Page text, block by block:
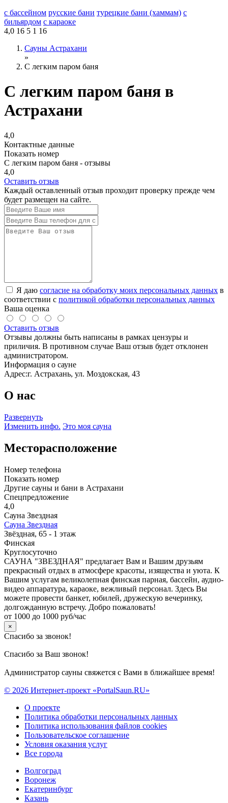
с бассейном русские бани турецкие бани (хаммам) с
бильярдом с караоке
4,0 16 5 1 16
Сауны Астрахани
»
С легким паром баня
С легким паром баня в
Астрахани
4,0
Контактные данные
Показать номер
С легким паром баня - отзывы
4,0
Оставить отзыв
Каждый оставленный отзыв проходит проверку прежде чем
будет размещен на сайте.
Я даю согласие на обработку моих персональных данных в
соответствии с политикой обработки персональных данных
Ваша оценка
Оставить отзыв
Отзывы должны быть написаны в рамках цензуры и
приличия. В противном случае Ваш отзыв будет отклонен
администратором.
Информация о сауне
Адрес:г. Астрахань, ул. Моздокская, 43
О нас
Развернуть
Изменить инфо. Это моя сауна
Месторасположение
Номер телефона
Показать номер
Другие сауны и бани в Астрахани
Спецпредложение
4,0
Сауна Звездная
Сауна Звездная
Звёздная, 65 - 1 этаж
Финская
Круглосуточно
САУНА "ЗВЕЗДНАЯ" предлагает Вам и Вашим друзьям
прекрасный отдых в атмосфере красоты, изящества и уюта. К
Вашим услугам великолепная финская парная, бассейн, аудио-
видео аппаратура, караоке, вежливый персонал. Здесь Вы
можете провести банкет, юбилей, дружескую вечеринку,
долгожданную встречу. Добро пожаловать!
от 1000 до 1000 руб/час
×
Спасибо за звонок!
Спасибо за Ваш звонок!
Администратор сауны свяжется с Вами в ближайшее время!
© 2026 Интернет-проект «PortalSaun.RU»
О проекте
Политика обработки персональных данных
Политика использования файлов cookies
Пользовательское соглашение
Условия оказания услуг
Все города
Волгоград
Воронеж
Екатеринбург
Казань